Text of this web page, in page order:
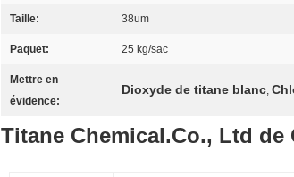
Taille: 38um
Paquet: 25 kg/sac
Mettre en
évidence:
Dioxyde de titane blanc,
Titane Chemical.Co., Ltd